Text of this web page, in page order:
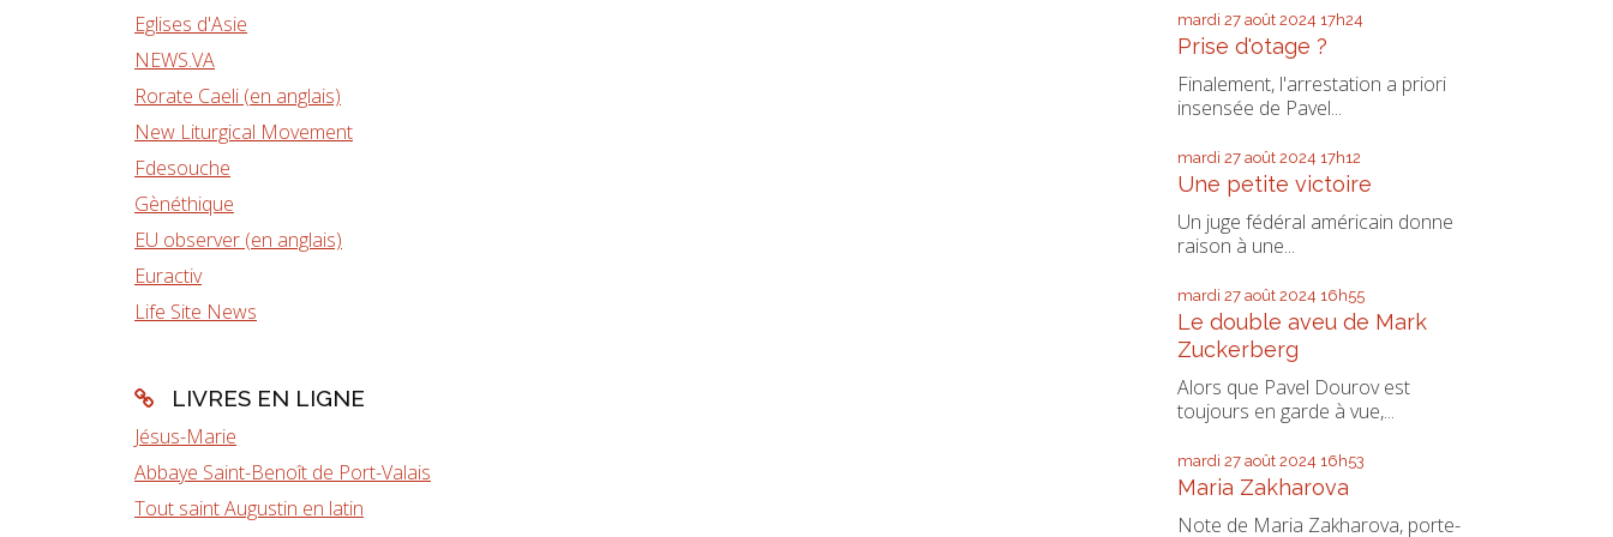
Eglises d'Asie
NEWS.VA
Rorate Caeli (en anglais)
New Liturgical Movement
Fdesouche
Gènéthique
EU observer (en anglais)
Euractiv
Life Site News
LIVRES EN LIGNE
Jésus-Marie
Abbaye Saint-Benoît de Port-Valais
Tout saint Augustin en latin
mardi 27 août 2024 17h24
Prise d'otage ?
Finalement, l'arrestation a priori
insensée de Pavel...
mardi 27 août 2024 17h12
Une petite victoire
Un juge fédéral américain donne
raison à une...
mardi 27 août 2024 16h55
Le double aveu de Mark
Zuckerberg
Alors que Pavel Dourov est
toujours en garde à vue,...
mardi 27 août 2024 16h53
Maria Zakharova
Note de Maria Zakharova, porte-